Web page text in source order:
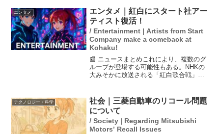
になることもあり、本編に間に合わない
人も出ています。SN...
エンタメ
エンタメ｜紅白にスタート社アー
ティスト復活！
/ Entertainment | Artists from Start
Company make a comeback at
Kohaku!
📰 ニュースまとめこれにより、複数のグ
ループが登場する可能性もある。NHKの
大みそかに放送される「紅白歌合戦」
アーティストが出場する方向で調整が進
んでいることが明らか...
テクノロジー・科学
社会｜三菱自動車のリコール問題
について
/ Society | Regarding Mitsubishi
Motors’ Recall Issues